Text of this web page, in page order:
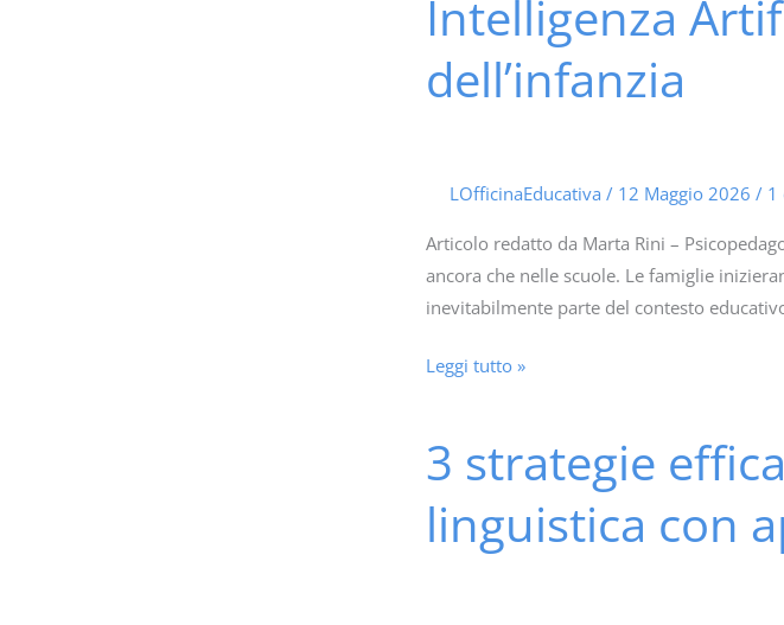
prospettiva
Intelligenza
dell’infanzia
LOfficinaEducativa / 12 Maggio 2026 / 1
Articolo redatto da Marta Rini –
ancora che nelle scuole. Le famiglie
inevitabilmente parte del contesto
Artificiale
ovvero
AI
scuola
dell’infanzia
Leggi tutto »
3 strategie
linguistica con
3
strategie
efficaci
per